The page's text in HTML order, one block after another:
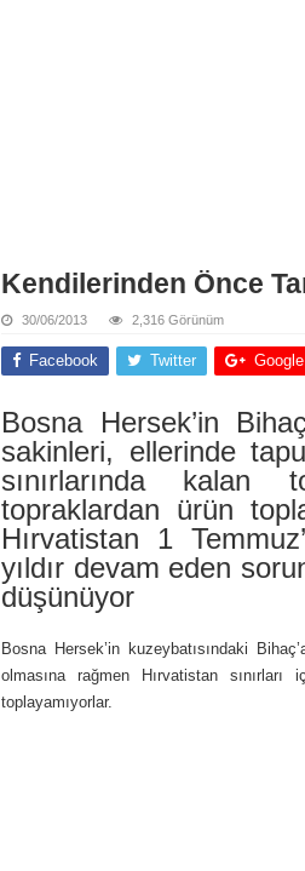
Kendilerinden Önce
30/06/2013 2,316 Görünüm
Facebook Twitter
Bosna Hersek’in
sakinleri, ellerinde
sınırlarında kalan
topraklardan ürün
Hırvatistan 1
yıldır devam eden
düşünüyor
Bosna Hersek’in kuzeybatısındaki
olmasına rağmen Hırvatistan
toplayamıyorlar.